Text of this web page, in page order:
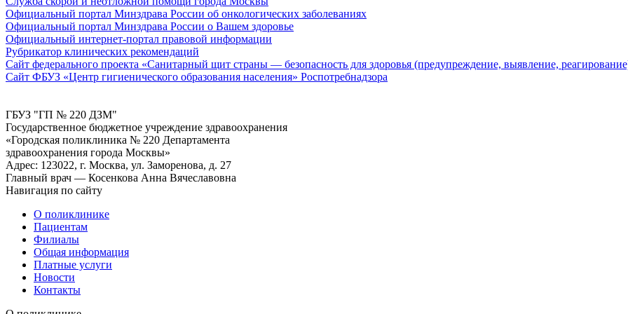
Официальный портал Минздрава России об онкологических заболеваниях
Официальный портал Минздрава России о Вашем здоровье
Официальный интернет-портал правовой информации
Рубрикатор клинических рекомендаций
Сайт федерального проекта «Санитарный щит страны — безопасность для здоровья (предупреждение, выявление,
Сайт ФБУЗ «Центр гигиенического образования населения» Роспотребнадзора
ГБУЗ "ГП № 220 ДЗМ"
Государственное бюджетное учреждение здравоохранения
«Городская поликлиника № 220 Департамента
здравоохранения города Москвы»
Адрес: 123022, г. Москва, ул. Заморенова, д. 27
Главный врач — Косенкова Анна Вячеславовна
Навигация по сайту
О поликлинике
Пациентам
Филиалы
Общая информация
Платные услуги
Новости
Контакты